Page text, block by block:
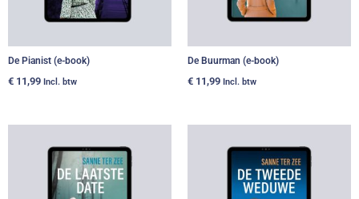
De Pianist (e-book)
€ 11,99 Incl. btw
De Buurman (e-book)
€ 11,99 Incl. btw